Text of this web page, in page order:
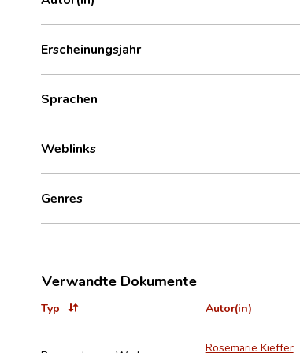
Erscheinungsjahr
Sprachen
Weblinks
Genres
Verwandte Dokumente
Typ Autor(in)
Rosemarie Kieffer